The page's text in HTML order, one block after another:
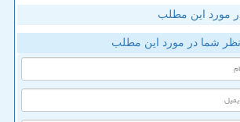
مورد این مطلب
نظر شما در مورد این مطلب